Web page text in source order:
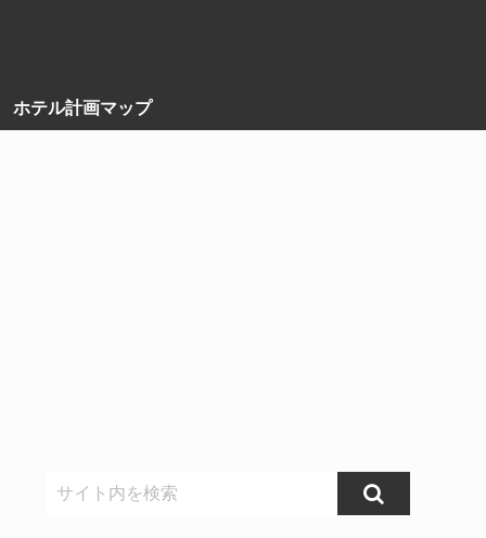
ホテル計画マップ